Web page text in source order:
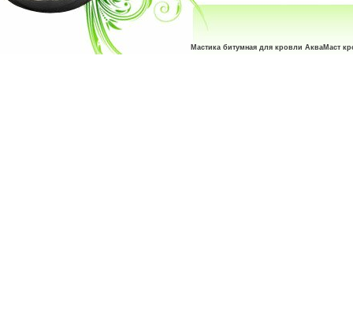
Мастика битумная для кровли АкваМаст